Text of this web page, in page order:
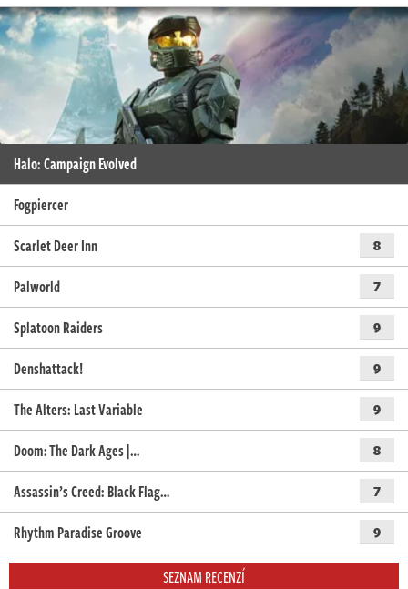
Halo: Campaign Evolved
Fogpiercer
Scarlet Deer Inn
8
Palworld 7
Splatoon Raiders 9
Denshattack! 9
The Alters: Last Variable 9
Doom: The Dark Ages |… 8
Assassin’s Creed: Black Flag… 7
Rhythm Paradise Groove 9
SEZNAM RECENZÍ